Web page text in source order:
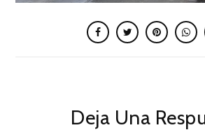
Deja Una